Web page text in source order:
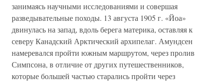
занимаясь научными исследованиями и совершая
разведывательные походы. 13 августа 1905 г. «Йоа»
двинулась на запад, вдоль берега материка, оставляя к
северу Канадский Арктический архипелаг. Амундсен
намеревался пройти южным маршрутом, через пролив
Симпсона, в отличие от других путешественников,
которые большей частью старались пройти через